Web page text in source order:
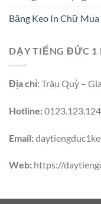
Băng Keo In Chữ
DẠY TIẾNG ĐỨC 1
Địa chỉ:Trâu Quỳ –
Hotline:0123.123.124
Email:
Web: https://